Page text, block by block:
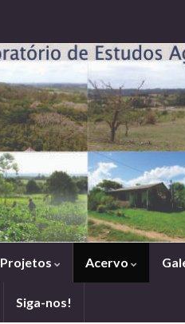
Projetos Acervo
Siga-nos!